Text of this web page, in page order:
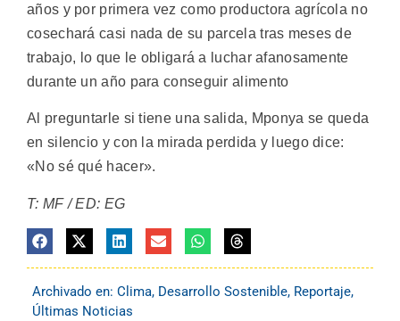
años y por primera vez como productora agrícola no
cosechará casi nada de su parcela tras meses de
trabajo, lo que le obligará a luchar afanosamente
durante un año para conseguir alimento
Al preguntarle si tiene una salida, Mponya se queda
en silencio y con la mirada perdida y luego dice:
«No sé qué hacer».
T: MF / ED: EG
Archivado en: Clima, Desarrollo Sostenible, Reportaje,
Últimas Noticias